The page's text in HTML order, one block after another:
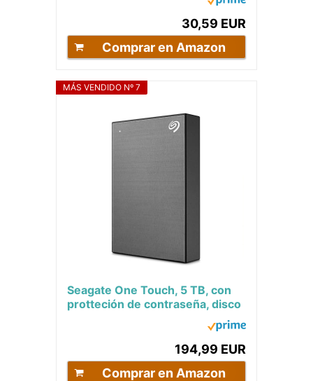
30,59 EUR
Comprar en Amazon
MÁS VENDIDO Nº 7
Seagate One Touch, 5 TB, con
protteción de contraseña, disco
194,99 EUR
Comprar en Amazon